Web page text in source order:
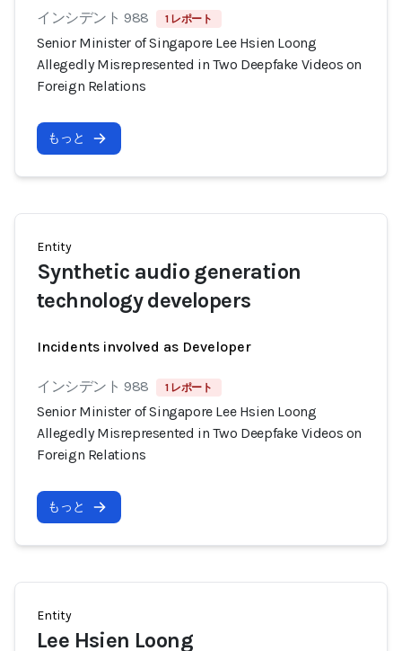
インシデント 988 1 レポート
Senior Minister of Singapore Lee Hsien Loong
Allegedly Misrepresented in Two Deepfake Videos on
Foreign Relations
もっと
Entity
Synthetic audio generation
technology developers
Incidents involved as Developer
インシデント 988 1 レポート
Senior Minister of Singapore Lee Hsien Loong
Allegedly Misrepresented in Two Deepfake Videos on
Foreign Relations
もっと
Entity
Lee Hsien Loong